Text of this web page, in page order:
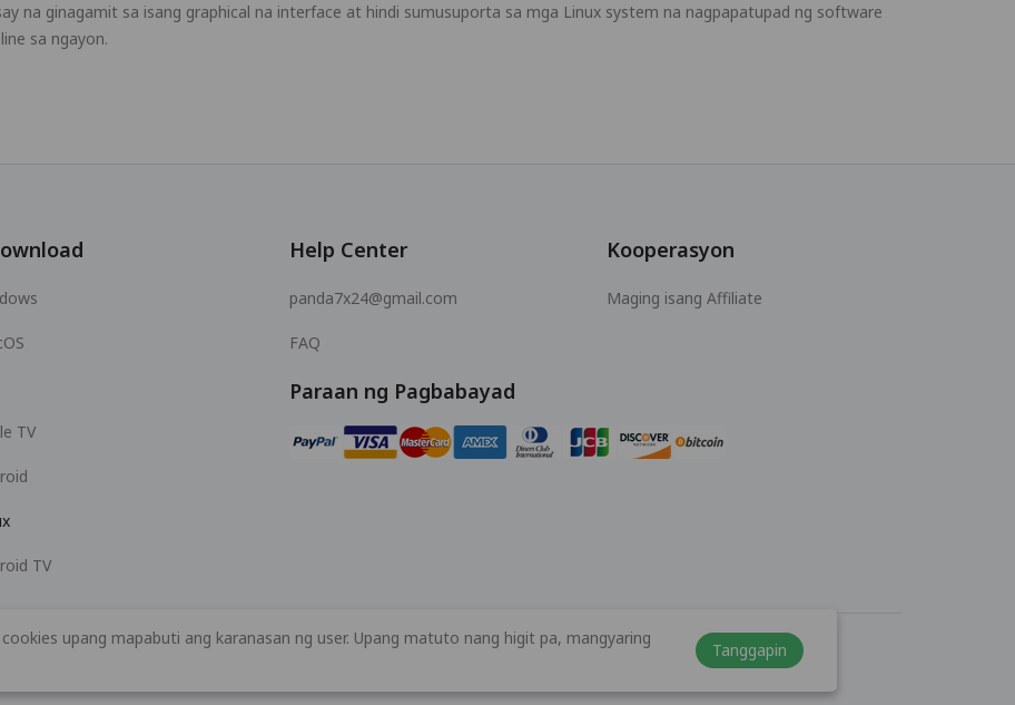
na ginagamit sa isang graphical na interface at hindi sumusuporta sa mga Linux system na nagpapatupad ng software
sa ngayon.
TV
TV
Help Center
panda7x24@gmail.com
FAQ
Kooperasyon
Maging isang Affiliate
Paraan ng Pagbabayad
upang mapabuti ang karanasan ng user. Upang matuto nang higit pa, mangyaring
Tanggapin